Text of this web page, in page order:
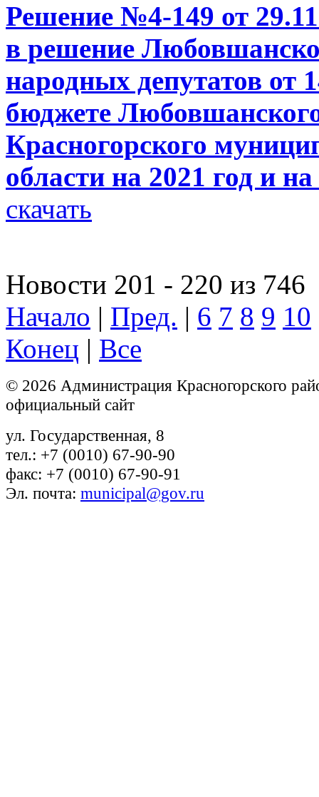
Решение №4-149 от
в решение
народных депутатов от
бюджете
Красногорского
области на 2021 год и
скачать
Новости 201 - 220 из 746
Начало | Пред. | 6 7 8 9 10
Конец | Все
© 2026 Администрация Красногорского
официальный сайт
ул. Государственная, 8
тел.: +7 (0010) 67-90-90
факс: +7 (0010) 67-90-91
Эл. почта: municipal@gov.ru